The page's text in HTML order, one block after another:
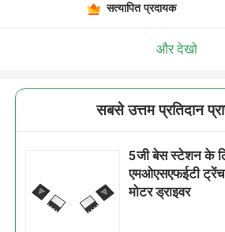
सत्यापित प्रदायक
और देखो
सबसे उत्तम प्रतिदान
5जी बेस स्टेशन के
एमओएसएफईटी ट्रेंच
मोटर ड्राइवर